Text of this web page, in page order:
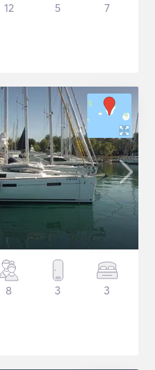
12 5 7
8 3 3